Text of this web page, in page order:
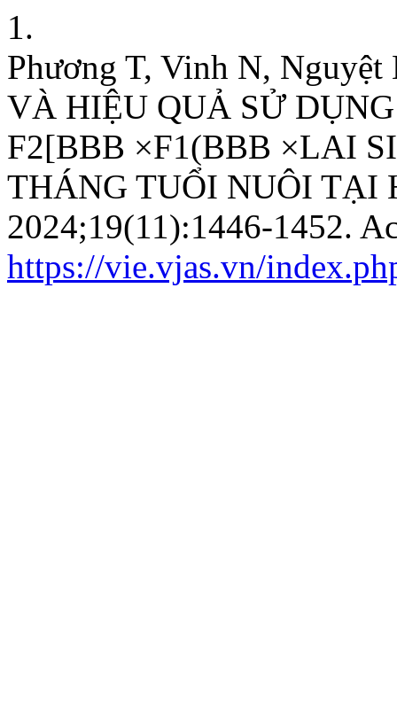
1.
Phương T, Vinh N,
VÀ HIỆU QUẢ SỬ
F2[BBB ×F1(BBB ×LAI
THÁNG TUỔI NUÔI TẠI
2024;19(11):1446-1452.
https://vie.vjas.vn/